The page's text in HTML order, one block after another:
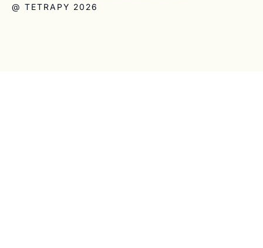
@ TETRAPY 2026